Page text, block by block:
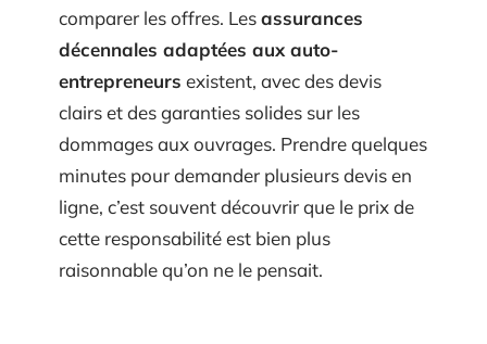
comparer les offres. Lesassurances
décennales adaptées aux auto-
entrepreneurs existent, avec des devis
clairs et des garanties solides sur les
dommages aux ouvrages. Prendre quelques
minutes pour demander plusieurs devis en
ligne, c’est souvent découvrir que le prix de
cette responsabilité est bien plus
raisonnable qu’on ne le pensait.